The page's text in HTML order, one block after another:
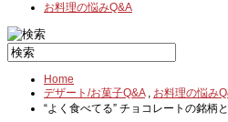
お料理の悩みQ&A
Home
デザート/お菓子Q&A, お料理の悩み
“よく食べてる” チョコレートの銘柄